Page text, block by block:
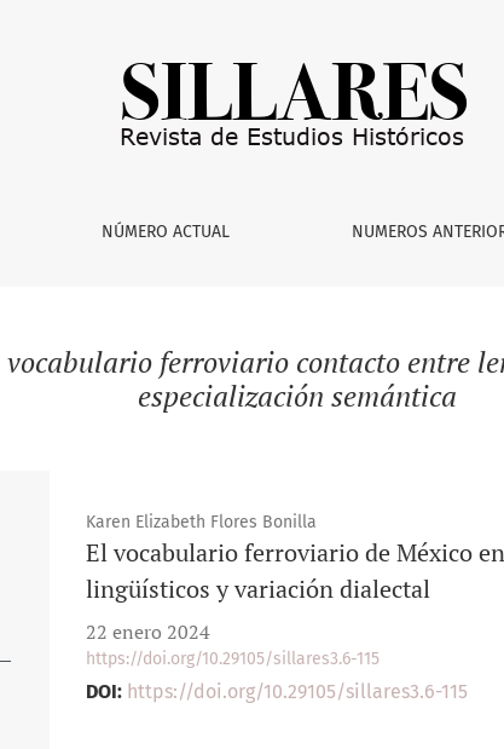
NÚMERO ACTUAL NUMEROS
vocabulario ferroviario contacto entre
especialización semántica
Karen Elizabeth Flores Bonilla
El vocabulario ferroviario de México
lingüísticos y variación dialectal
22 enero 2024
https://doi.org/10.29105/sillares3.6-115
DOI: https://doi.org/10.29105/sillares3.6-115